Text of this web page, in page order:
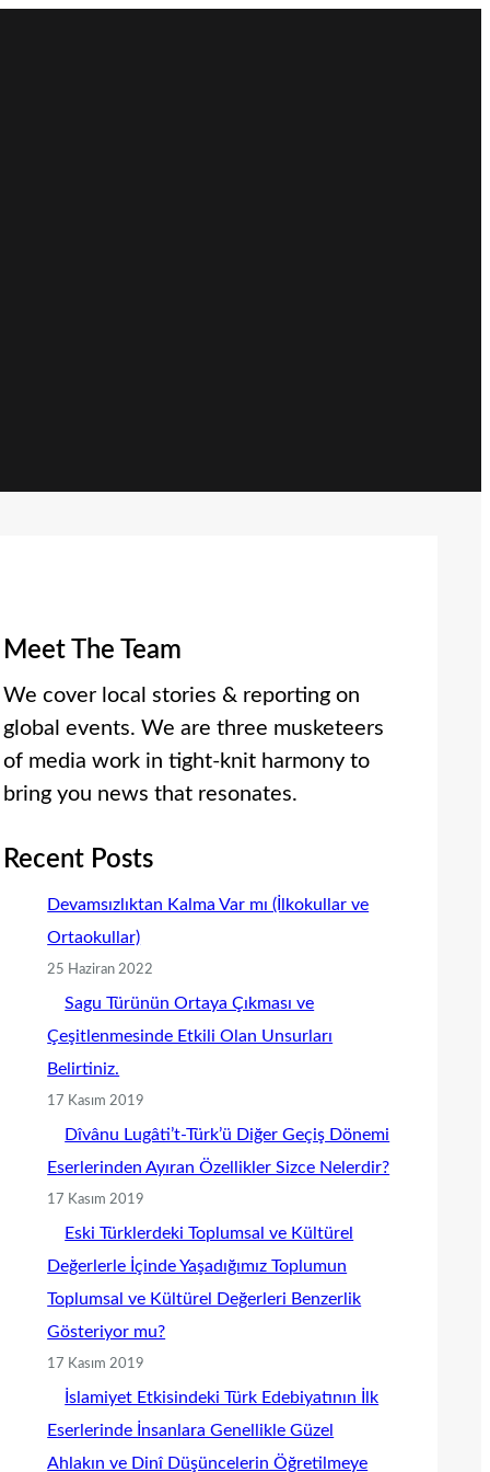
Meet The Team
We cover local stories & reporting on
global events. We are three musketeers
of media work in tight-knit harmony to
bring you news that resonates.
Recent Posts
Devamsızlıktan Kalma Var mı (İlkokullar ve
Ortaokullar)
25 Haziran 2022
Sagu Türünün Ortaya Çıkması ve
Çeşitlenmesinde Etkili Olan Unsurları
Belirtiniz.
17 Kasım 2019
Dîvânu Lugâti’t-Türk’ü Diğer Geçiş Dönemi
Eserlerinden Ayıran Özellikler Sizce Nelerdir?
17 Kasım 2019
Eski Türklerdeki Toplumsal ve Kültürel
Değerlerle İçinde Yaşadığımız Toplumun
Toplumsal ve Kültürel Değerleri Benzerlik
Gösteriyor mu?
17 Kasım 2019
İslamiyet Etkisindeki Türk Edebiyatının İlk
Eserlerinde İnsanlara Genellikle Güzel
Ahlakın ve Dinî Düşüncelerin Öğretilmeye